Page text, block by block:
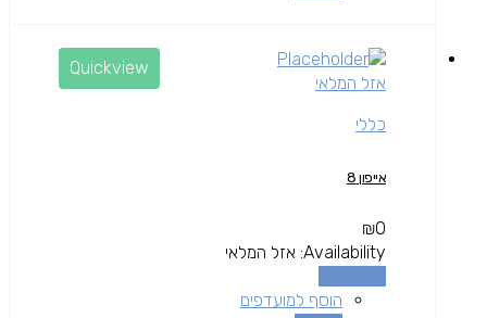
Quickview
אזל המלאי
כללי
אייפון 8
₪0
Availability: אזל המלאי
הוסף למועדפים